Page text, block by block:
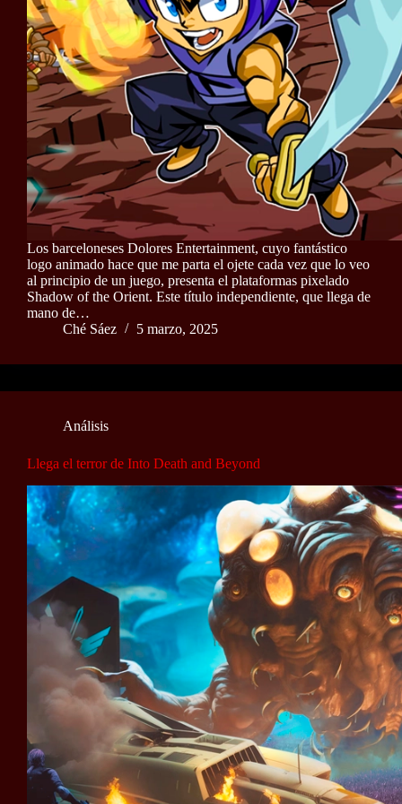
Los barceloneses Dolores Entertainment, cuyo fantástico
logo animado hace que me parta el ojete cada vez que lo veo
al principio de un juego, presenta el plataformas pixelado
Shadow of the Orient. Este título independiente, que llega de
mano de…
Ché Sáez
5 marzo, 2025
Análisis
Llega el terror de Into Death and Beyond